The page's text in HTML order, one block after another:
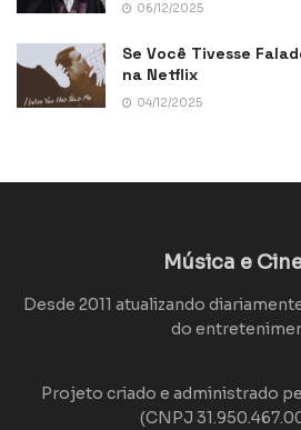
06/12/2025
Se Você Tivesse
na Netflix
04/12/2025
Música e
Desde 2011 atualizando
do
Projeto criado e administrado
(CNPJ